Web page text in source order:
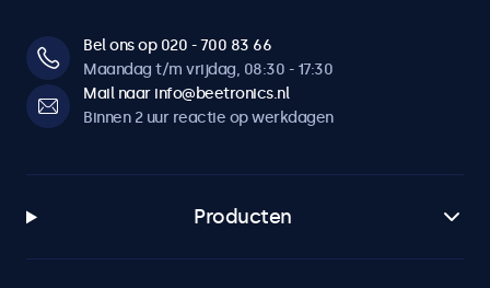
Bel ons op 020 - 700 83 66
Maandag t/m vrijdag, 08:30 - 17:30
Mail naar info@beetronics.nl
Binnen 2 uur reactie op werkdagen
Producten